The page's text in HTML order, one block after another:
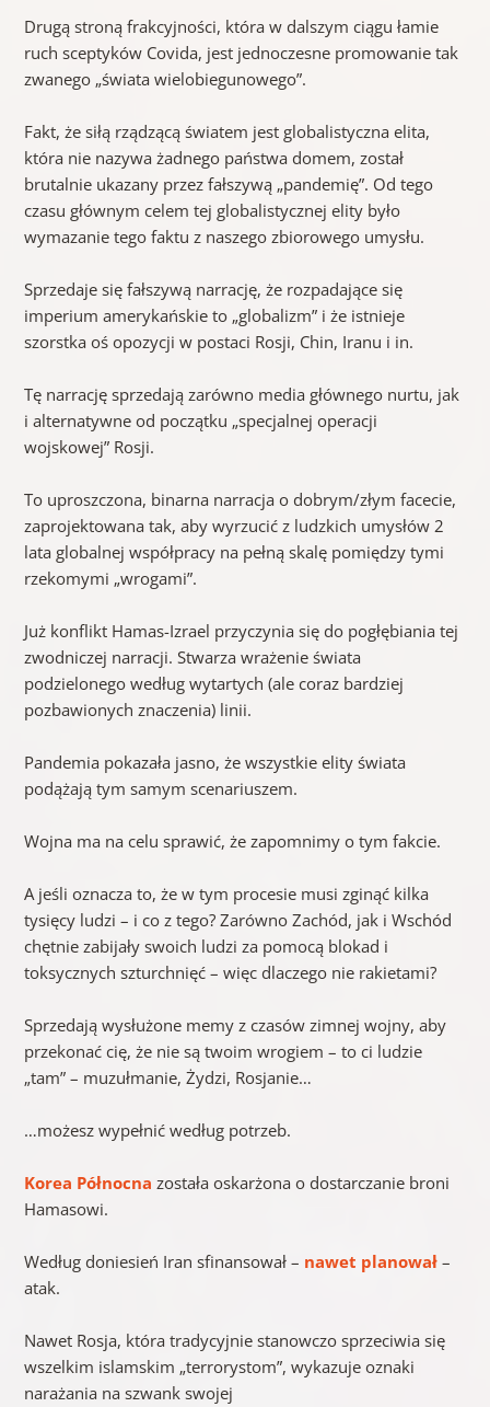
Drugą stroną frakcyjności, która w dalszym ciągu łamie
ruch sceptyków Covida, jest jednoczesne promowanie tak
zwanego „świata wielobiegunowego”.
Fakt, że siłą rządzącą światem jest globalistyczna elita,
która nie nazywa żadnego państwa domem, został
brutalnie ukazany przez fałszywą „pandemię”. Od tego
czasu głównym celem tej globalistycznej elity było
wymazanie tego faktu z naszego zbiorowego umysłu.
Sprzedaje się fałszywą narrację, że rozpadające się
imperium amerykańskie to „globalizm” i że istnieje
szorstka oś opozycji w postaci Rosji, Chin, Iranu i in.
Tę narrację sprzedają zarówno media głównego nurtu, jak
i alternatywne od początku „specjalnej operacji
wojskowej” Rosji.
To uproszczona, binarna narracja o dobrym/złym facecie,
zaprojektowana tak, aby wyrzucić z ludzkich umysłów 2
lata globalnej współpracy na pełną skalę pomiędzy tymi
rzekomymi „wrogami”.
Już konflikt Hamas-Izrael przyczynia się do pogłębiania tej
zwodniczej narracji. Stwarza wrażenie świata
podzielonego według wytartych (ale coraz bardziej
pozbawionych znaczenia) linii.
Pandemia pokazała jasno, że wszystkie elity świata
podążają tym samym scenariuszem.
Wojna ma na celu sprawić, że zapomnimy o tym fakcie.
A jeśli oznacza to, że w tym procesie musi zginąć kilka
tysięcy ludzi – i co z tego? Zarówno Zachód, jak i Wschód
chętnie zabijały swoich ludzi za pomocą blokad i
toksycznych szturchnięć – więc dlaczego nie rakietami?
Sprzedają wysłużone memy z czasów zimnej wojny, aby
przekonać cię, że nie są twoim wrogiem – to ci ludzie
„tam” – muzułmanie, Żydzi, Rosjanie…
…możesz wypełnić według potrzeb.
Korea Północna została oskarżona o dostarczanie broni
Hamasowi.
Według doniesień Iran sfinansował – nawet planował–
atak.
Nawet Rosja, która tradycyjnie stanowczo sprzeciwia się
wszelkim islamskim „terrorystom”, wykazuje oznaki
narażania na szwank swojej